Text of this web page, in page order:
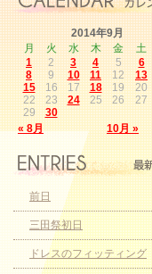
2014年9月
月
火 水 木 金 土
« 8月 10月 »
1 2 3 4 5 6
8
9 10 11 12 13
15
16 17 18 19 20
22
23 24 25 26 27
29
30
前日
三田祭初日
ドレスのフィッティング